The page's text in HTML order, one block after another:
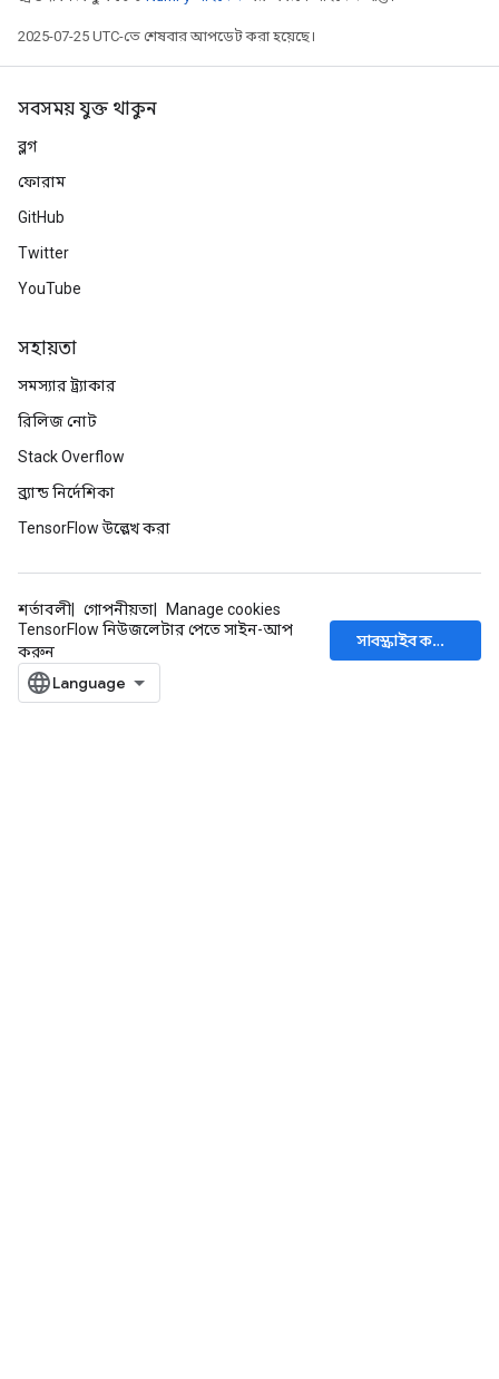
2025-07-25 UTC-তে শেষবার আপডেট করা হয়েছে।
সবসময় যুক্ত থাকুন
ব্লগ
ফোরাম
GitHub
Twitter
YouTube
সহায়তা
সমস্যার ট্র্যাকার
রিলিজ নোট
Stack Overflow
ব্র্যান্ড নির্দেশিকা
TensorFlow উল্লেখ করা
শর্তাবলী গোপনীয়তা
Manage cookies
TensorFlow নিউজলেটার পেতে সাইন-আপ
করুন
সাবস্ক্রাইব করুন